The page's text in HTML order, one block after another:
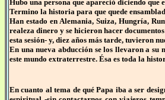
Hubo una persona que apareció diciendo que
Termino la historia para que quede
Han estado en Alemania, Suiza, Hungría,
realeza dinero y se hicieron hacer
esta sesión- y, diez años más tarde, tuvieron
En una nueva abducción se los llevaron a su
este mundo extraterrestre. Ésa es toda la
En cuanto al tema de qué Papa iba a ser